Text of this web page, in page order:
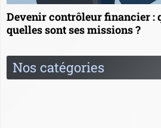
Devenir contrôleur financier :
quelles sont ses missions ?
Nos catégories